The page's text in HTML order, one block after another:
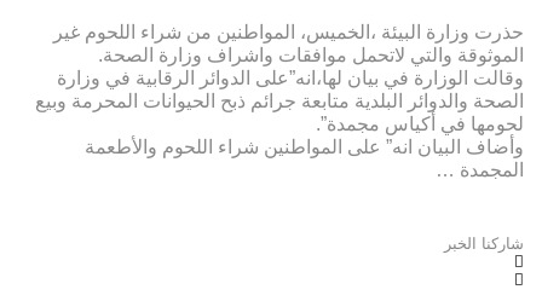
حذرت وزارة البيئة ،الخميس، المواطنين من شراء اللحوم غير
الموثوقة والتي لاتحمل موافقات واشراف وزارة الصحة.
وقالت الوزارة في بيان لها،انه”على الدوائر الرقابية في وزارة
الصحة والدوائر البلدية متابعة جرائم ذبح الحيوانات المحرمة وبيع
لحومها في أكياس مجمدة”.
وأضاف البيان انه” على المواطنين شراء اللحوم والأطعمة
المجمدة …
شاركنا الخبر